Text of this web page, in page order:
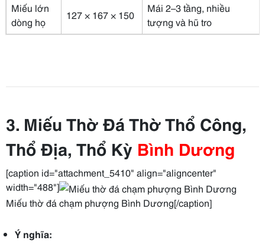
Miếu lớn
dòng họ
127 × 167 × 150
Mái 2–3 tầng, nhiều
tượng và hũ tro
3. Miếu Thờ Đá Thờ Thổ Công,
Thổ Địa, Thổ Kỳ Bình Dương
[caption id="attachment_5410" align="aligncenter"
width="488"]
Miếu thờ đá chạm phượng Bình Dương[/caption]
Ý nghĩa: